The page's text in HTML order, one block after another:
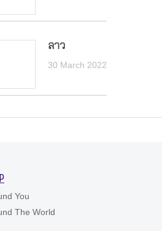
ลาว
30 March 2022
You
The World